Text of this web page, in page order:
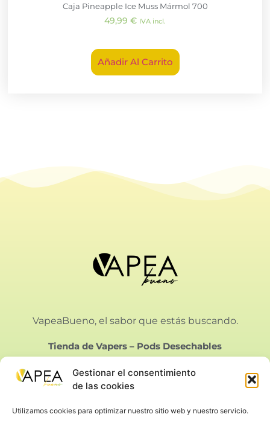
Gestionar el consentimiento
de las cookies
Utilizamos cookies para optimizar nuestro sitio web y nuestro servicio.
Caja Pineapple Ice Muss Mármol 700
49,99 € IVA incl.
Añadir Al Carrito
VapeaBueno, el sabor que estás buscando.
Tienda de Vapers – Pods Desechables